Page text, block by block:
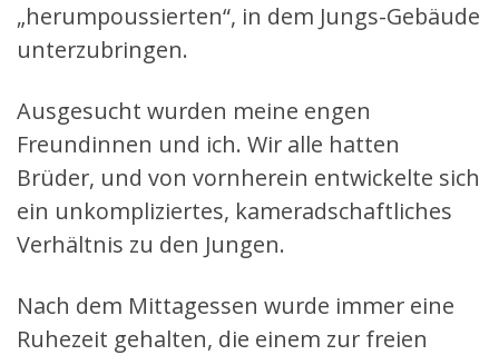
„herumpoussierten“, in dem Jungs-Gebäude
unterzubringen.
Ausgesucht wurden meine engen
Freundinnen und ich. Wir alle hatten
Brüder, und von vornherein entwickelte sich
ein unkompliziertes, kameradschaftliches
Verhältnis zu den Jungen.
Nach dem Mittagessen wurde immer eine
Ruhezeit gehalten, die einem zur freien